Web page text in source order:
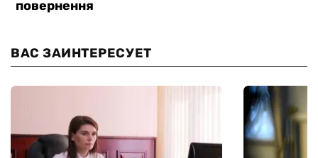
ВАС ЗАИНТЕРЕСУЕТ